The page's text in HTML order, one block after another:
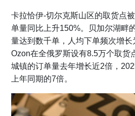
卡拉恰伊-切尔克斯山区的取货点
单量同比上升150%。贝加尔湖畔
量达到数千单，人均下单频次增长
Ozon在全俄罗斯设有8.5万个取货
城镇的订单量去年增长近2倍，
上年同期的7倍。